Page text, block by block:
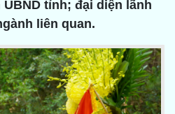
tỉnh; đại diện lãnh
liên quan.